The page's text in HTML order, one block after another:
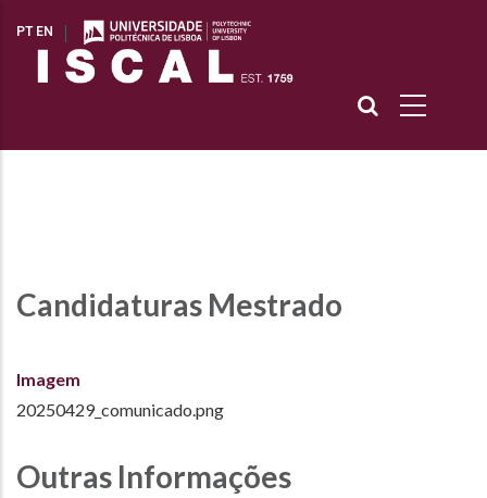
para
PT EN
Navegação
estrutural
Candidaturas Mestrado
Imagem
20250429_comunicado.png
Outras Informações